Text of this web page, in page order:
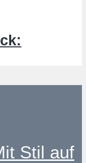
Stil auf